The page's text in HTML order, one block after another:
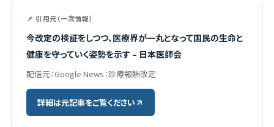
📌 引用元（一次情報）
今改定の検証をしつつ、医療界が一丸となって国民の生命と
健康を守っていく姿勢を示す – 日本医師会
配信元：Google News：診療報酬改定
詳細は元記事をご覧ください